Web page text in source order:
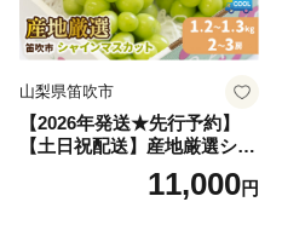
山梨県笛吹市
【2026年発送★先行予約】
【土日祝配送】産地厳選シャ
インマスカット1.2kg～1.3kg
（2房～3房）※沖縄・離島配
11,000円